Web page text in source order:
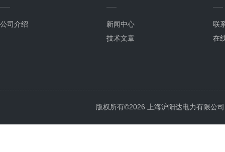
公司介绍
新闻中心
技术文章
联
在
版权所有©2026 上海沪阳达电力有限公